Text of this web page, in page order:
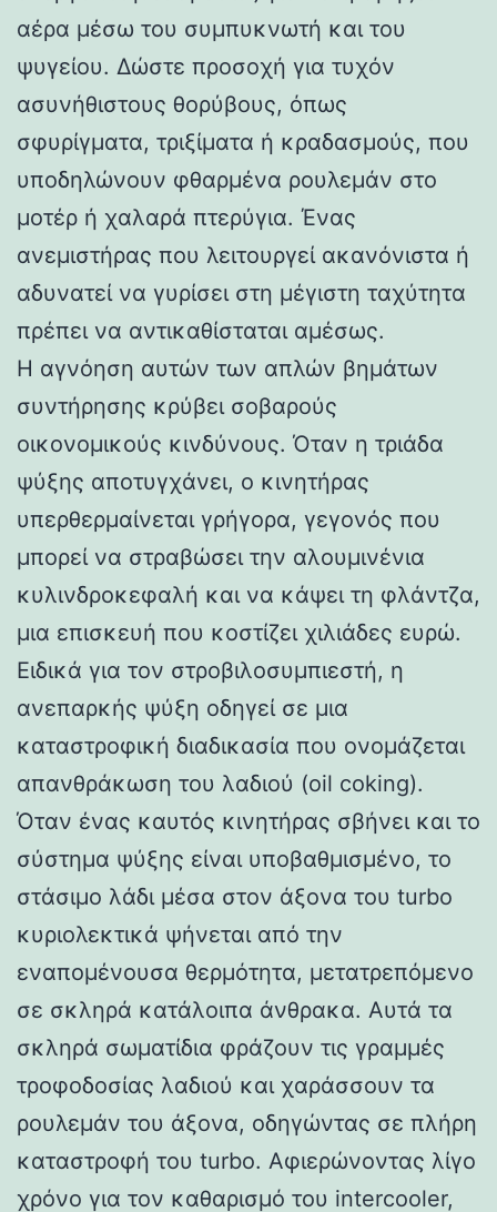
αέρα μέσω του συμπυκνωτή και του
ψυγείου. Δώστε προσοχή για τυχόν
ασυνήθιστους θορύβους, όπως
σφυρίγματα, τριξίματα ή κραδασμούς, που
υποδηλώνουν φθαρμένα ρουλεμάν στο
μοτέρ ή χαλαρά πτερύγια. Ένας
ανεμιστήρας που λειτουργεί ακανόνιστα ή
αδυνατεί να γυρίσει στη μέγιστη ταχύτητα
πρέπει να αντικαθίσταται αμέσως.
Η αγνόηση αυτών των απλών βημάτων
συντήρησης κρύβει σοβαρούς
οικονομικούς κινδύνους. Όταν η τριάδα
ψύξης αποτυγχάνει, ο κινητήρας
υπερθερμαίνεται γρήγορα, γεγονός που
μπορεί να στραβώσει την αλουμινένια
κυλινδροκεφαλή και να κάψει τη φλάντζα,
μια επισκευή που κοστίζει χιλιάδες ευρώ.
Ειδικά για τον στροβιλοσυμπιεστή, η
ανεπαρκής ψύξη οδηγεί σε μια
καταστροφική διαδικασία που ονομάζεται
απανθράκωση του λαδιού (oil coking).
Όταν ένας καυτός κινητήρας σβήνει και το
σύστημα ψύξης είναι υποβαθμισμένο, το
στάσιμο λάδι μέσα στον άξονα του turbo
κυριολεκτικά ψήνεται από την
εναπομένουσα θερμότητα, μετατρεπόμενο
σε σκληρά κατάλοιπα άνθρακα. Αυτά τα
σκληρά σωματίδια φράζουν τις γραμμές
τροφοδοσίας λαδιού και χαράσσουν τα
ρουλεμάν του άξονα, οδηγώντας σε πλήρη
καταστροφή του turbo. Αφιερώνοντας λίγο
χρόνο για τον καθαρισμό του intercooler,